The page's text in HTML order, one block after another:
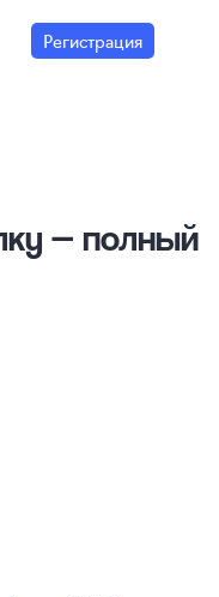
Регистрация
— полный